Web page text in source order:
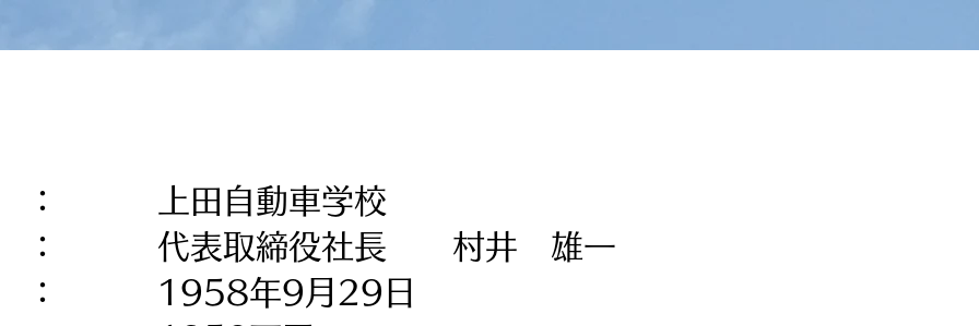
上田自動車学校
代表取締役社長 村井 雄一
1958年9月29日